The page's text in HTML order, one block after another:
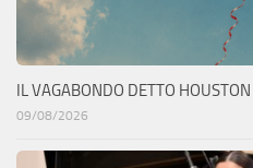
IL VAGABONDO DETTO
09/08/2026